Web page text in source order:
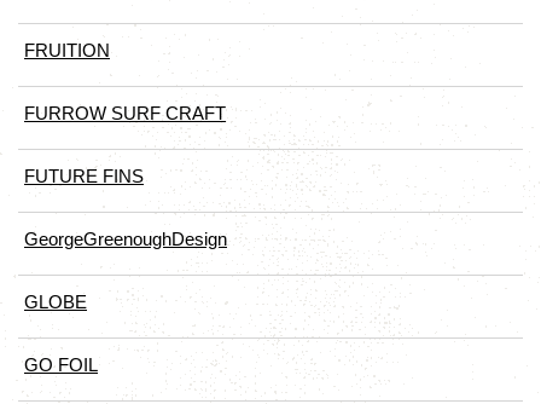
FRUITION
FURROW SURF CRAFT
FUTURE FINS
GeorgeGreenoughDesign
GLOBE
GO FOIL